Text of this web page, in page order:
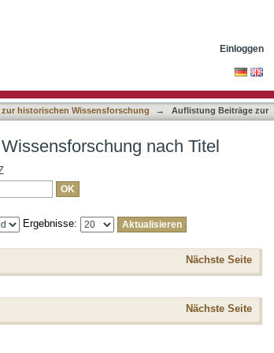
Einloggen
zur historischen Wissensforschung →
Auflistung Beiträge zur
nach Titel
Ergebnisse:
Nächste Seite
Nächste Seite